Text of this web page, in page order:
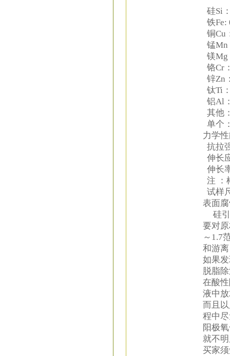
硅Si
铁Fe:
铜Cu
锰Mn
镁Mg
铬Cr
锌Zn
钛Ti
铝Al
其他
单个
力学
抗拉
伸长
伸长
注 ：
试样
表面
硅引
要对
～1.7
和游
如果
脱脂
在酸
液中
而且
程中
阳极
就不
买家